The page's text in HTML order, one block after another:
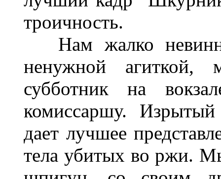
троичность.
Нам жалко
ненужной
субботник на
комиссаршу.
дает лучшее
тела убитых во ржи.